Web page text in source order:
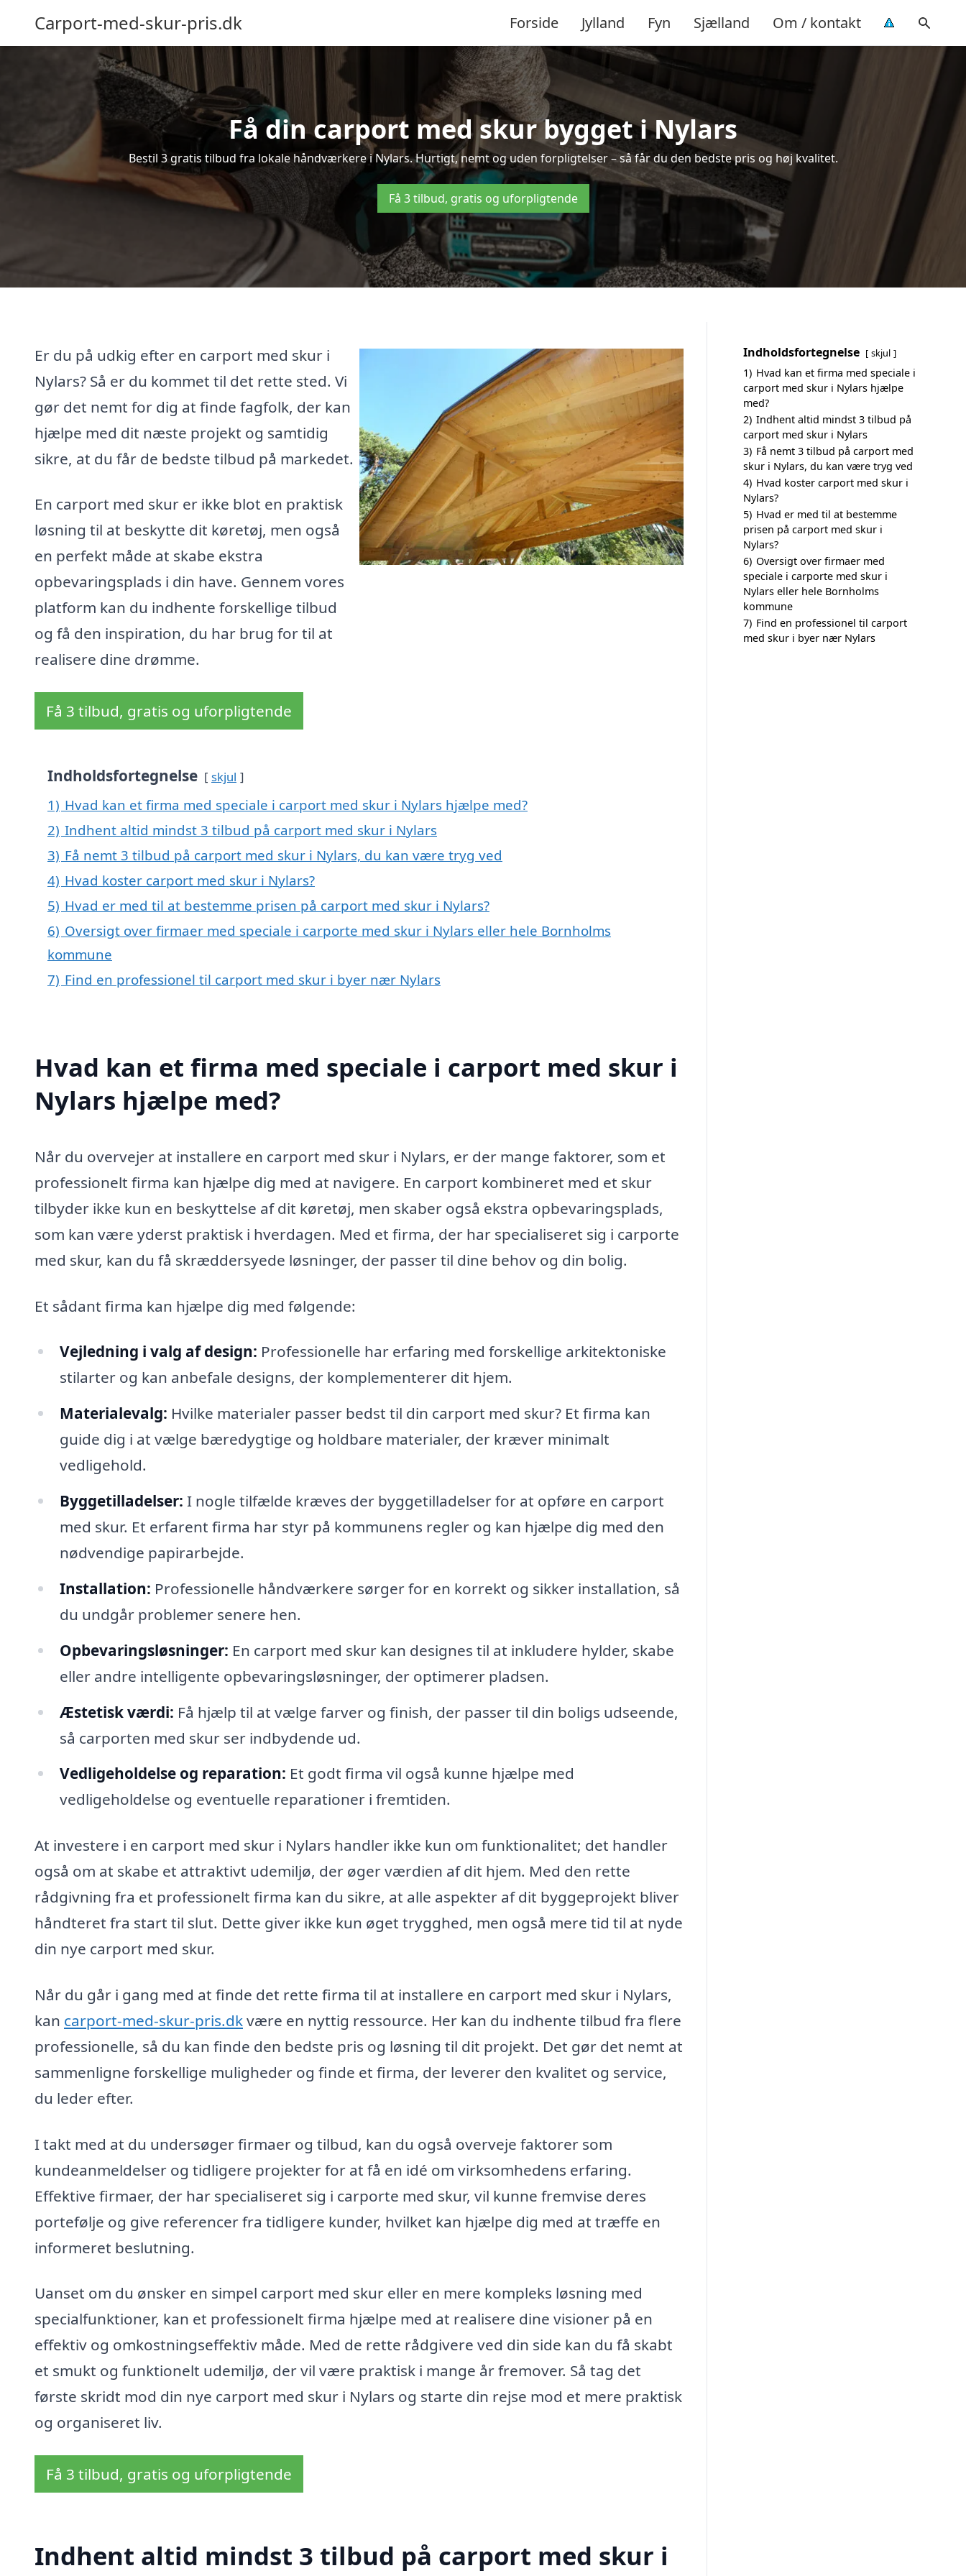
Carport-med-skur-pris.dk Forside Jylland Fyn Sjælland Om / kontakt
Få din carport med skur bygget i Nylars
Bestil 3 gratis tilbud fra lokale håndværkere i Nylars. Hurtigt, nemt og uden forpligtelser – så får du den bedste pris og høj kvalitet.
Få 3 tilbud, gratis og uforpligtende
Er du på udkig efter en carport med skur i
Nylars? Så er du kommet til det rette sted. Vi
gør det nemt for dig at finde fagfolk, der kan
hjælpe med dit næste projekt og samtidig
sikre, at du får de bedste tilbud på markedet.
En carport med skur er ikke blot en praktisk
løsning til at beskytte dit køretøj, men også
en perfekt måde at skabe ekstra
opbevaringsplads i din have. Gennem vores
platform kan du indhente forskellige tilbud
og få den inspiration, du har brug for til at
realisere dine drømme.
Få 3 tilbud, gratis og uforpligtende
Indholdsfortegnelse skjul
1) Hvad kan et firma med speciale i carport med skur i Nylars hjælpe med?
2) Indhent altid mindst 3 tilbud på carport med skur i Nylars
3) Få nemt 3 tilbud på carport med skur i Nylars, du kan være tryg ved
4) Hvad koster carport med skur i Nylars?
5) Hvad er med til at bestemme prisen på carport med skur i Nylars?
6) Oversigt over firmaer med speciale i carporte med skur i Nylars eller hele Bornholms
kommune
7) Find en professionel til carport med skur i byer nær Nylars
Hvad kan et firma med speciale i carport med skur i
Nylars hjælpe med?
Når du overvejer at installere en carport med skur i Nylars, er der mange faktorer, som et
professionelt firma kan hjælpe dig med at navigere. En carport kombineret med et skur
tilbyder ikke kun en beskyttelse af dit køretøj, men skaber også ekstra opbevaringsplads,
som kan være yderst praktisk i hverdagen. Med et firma, der har specialiseret sig i carporte
med skur, kan du få skræddersyede løsninger, der passer til dine behov og din bolig.
Et sådant firma kan hjælpe dig med følgende:
Vejledning i valg af design: Professionelle har erfaring med forskellige arkitektoniske
stilarter og kan anbefale designs, der komplementerer dit hjem.
Materialevalg: Hvilke materialer passer bedst til din carport med skur? Et firma kan
guide dig i at vælge bæredygtige og holdbare materialer, der kræver minimalt
vedligehold.
Byggetilladelser: I nogle tilfælde kræves der byggetilladelser for at opføre en carport
med skur. Et erfarent firma har styr på kommunens regler og kan hjælpe dig med den
nødvendige papirarbejde.
Installation: Professionelle håndværkere sørger for en korrekt og sikker installation, så
du undgår problemer senere hen.
Opbevaringsløsninger: En carport med skur kan designes til at inkludere hylder, skabe
eller andre intelligente opbevaringsløsninger, der optimerer pladsen.
Æstetisk værdi: Få hjælp til at vælge farver og finish, der passer til din boligs udseende,
så carporten med skur ser indbydende ud.
Vedligeholdelse og reparation: Et godt firma vil også kunne hjælpe med
vedligeholdelse og eventuelle reparationer i fremtiden.
At investere i en carport med skur i Nylars handler ikke kun om funktionalitet; det handler
også om at skabe et attraktivt udemiljø, der øger værdien af dit hjem. Med den rette
rådgivning fra et professionelt firma kan du sikre, at alle aspekter af dit byggeprojekt bliver
håndteret fra start til slut. Dette giver ikke kun øget trygghed, men også mere tid til at nyde
din nye carport med skur.
Når du går i gang med at finde det rette firma til at installere en carport med skur i Nylars,
kan carport-med-skur-pris.dkvære en nyttig ressource. Her kan du indhente tilbud fra flere
professionelle, så du kan finde den bedste pris og løsning til dit projekt. Det gør det nemt at
sammenligne forskellige muligheder og finde et firma, der leverer den kvalitet og service,
du leder efter.
I takt med at du undersøger firmaer og tilbud, kan du også overveje faktorer som
kundeanmeldelser og tidligere projekter for at få en idé om virksomhedens erfaring.
Effektive firmaer, der har specialiseret sig i carporte med skur, vil kunne fremvise deres
portefølje og give referencer fra tidligere kunder, hvilket kan hjælpe dig med at træffe en
informeret beslutning.
Uanset om du ønsker en simpel carport med skur eller en mere kompleks løsning med
specialfunktioner, kan et professionelt firma hjælpe med at realisere dine visioner på en
effektiv og omkostningseffektiv måde. Med de rette rådgivere ved din side kan du få skabt
et smukt og funktionelt udemiljø, der vil være praktisk i mange år fremover. Så tag det
første skridt mod din nye carport med skur i Nylars og starte din rejse mod et mere praktisk
og organiseret liv.
Få 3 tilbud, gratis og uforpligtende
Indhent altid mindst 3 tilbud på carport med skur i
Indholdsfortegnelse skjul
1) Hvad kan et firma med speciale i
carport med skur i Nylars hjælpe
med?
2) Indhent altid mindst 3 tilbud på
carport med skur i Nylars
3) Få nemt 3 tilbud på carport med
skur i Nylars, du kan være tryg ved
4) Hvad koster carport med skur i
Nylars?
5) Hvad er med til at bestemme
prisen på carport med skur i
Nylars?
6) Oversigt over firmaer med
speciale i carporte med skur i
Nylars eller hele Bornholms
kommune
7) Find en professionel til carport
med skur i byer nær Nylars